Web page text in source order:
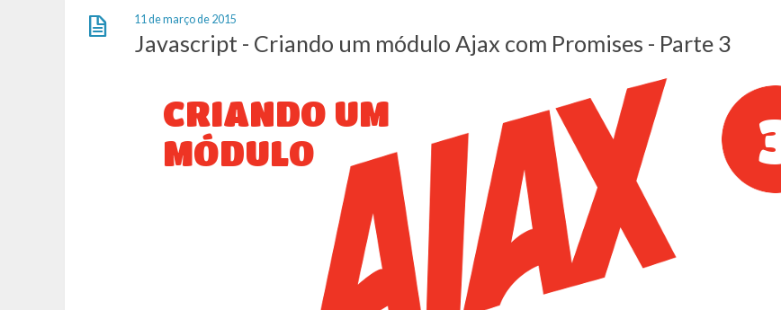
11 de março de 2015
Javascript - Criando um módulo Ajax com Promises - Parte 3